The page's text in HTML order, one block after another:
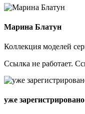
Марина Блатун
Коллекция моделей
Ссылка не работает.
уже зарегистрировано